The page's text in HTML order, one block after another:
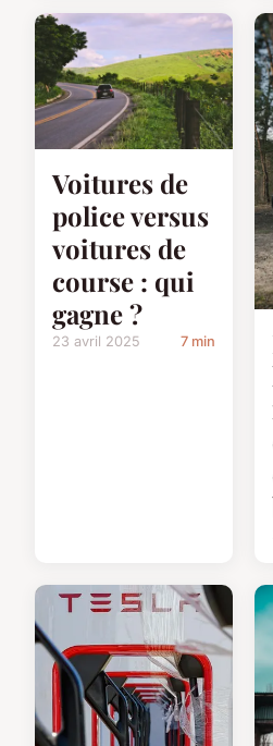
Voitures de
police versus
voitures de
course : qui
gagne ?
23 avril 2025 7 min